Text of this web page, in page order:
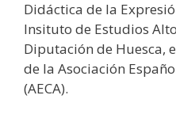
Didáctica de la
Insituto de Estudios
Diputación de Huesca,
de la Asociación
(AECA).